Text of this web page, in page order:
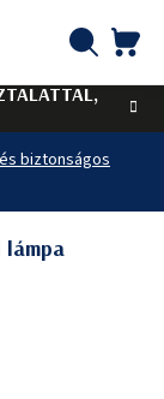
biztonságos
lámpa